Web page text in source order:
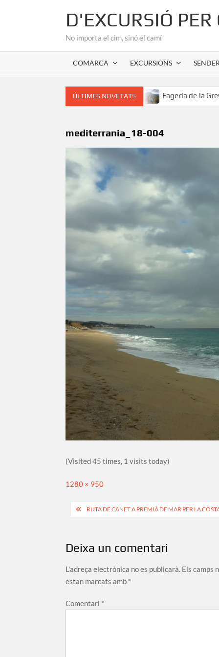
D'EXCURSIÓ
No importa el cim, sinó el camí
COMARCA EXCURSIONS
ÚLTIMES NOVETATS
de l’Alta Garrotxa Fageda de la Grevolosa: El
mediterrania_18-004
(Visited 45 times, 1 visits today)
Full
1280 × 950
Navegació
RUTA DE CANET A PREMIÀ DE MAR PER LA
Deixa un comentari
L'adreça electrònica no es publicarà. Els camps
estan marcats amb *
Comentari *